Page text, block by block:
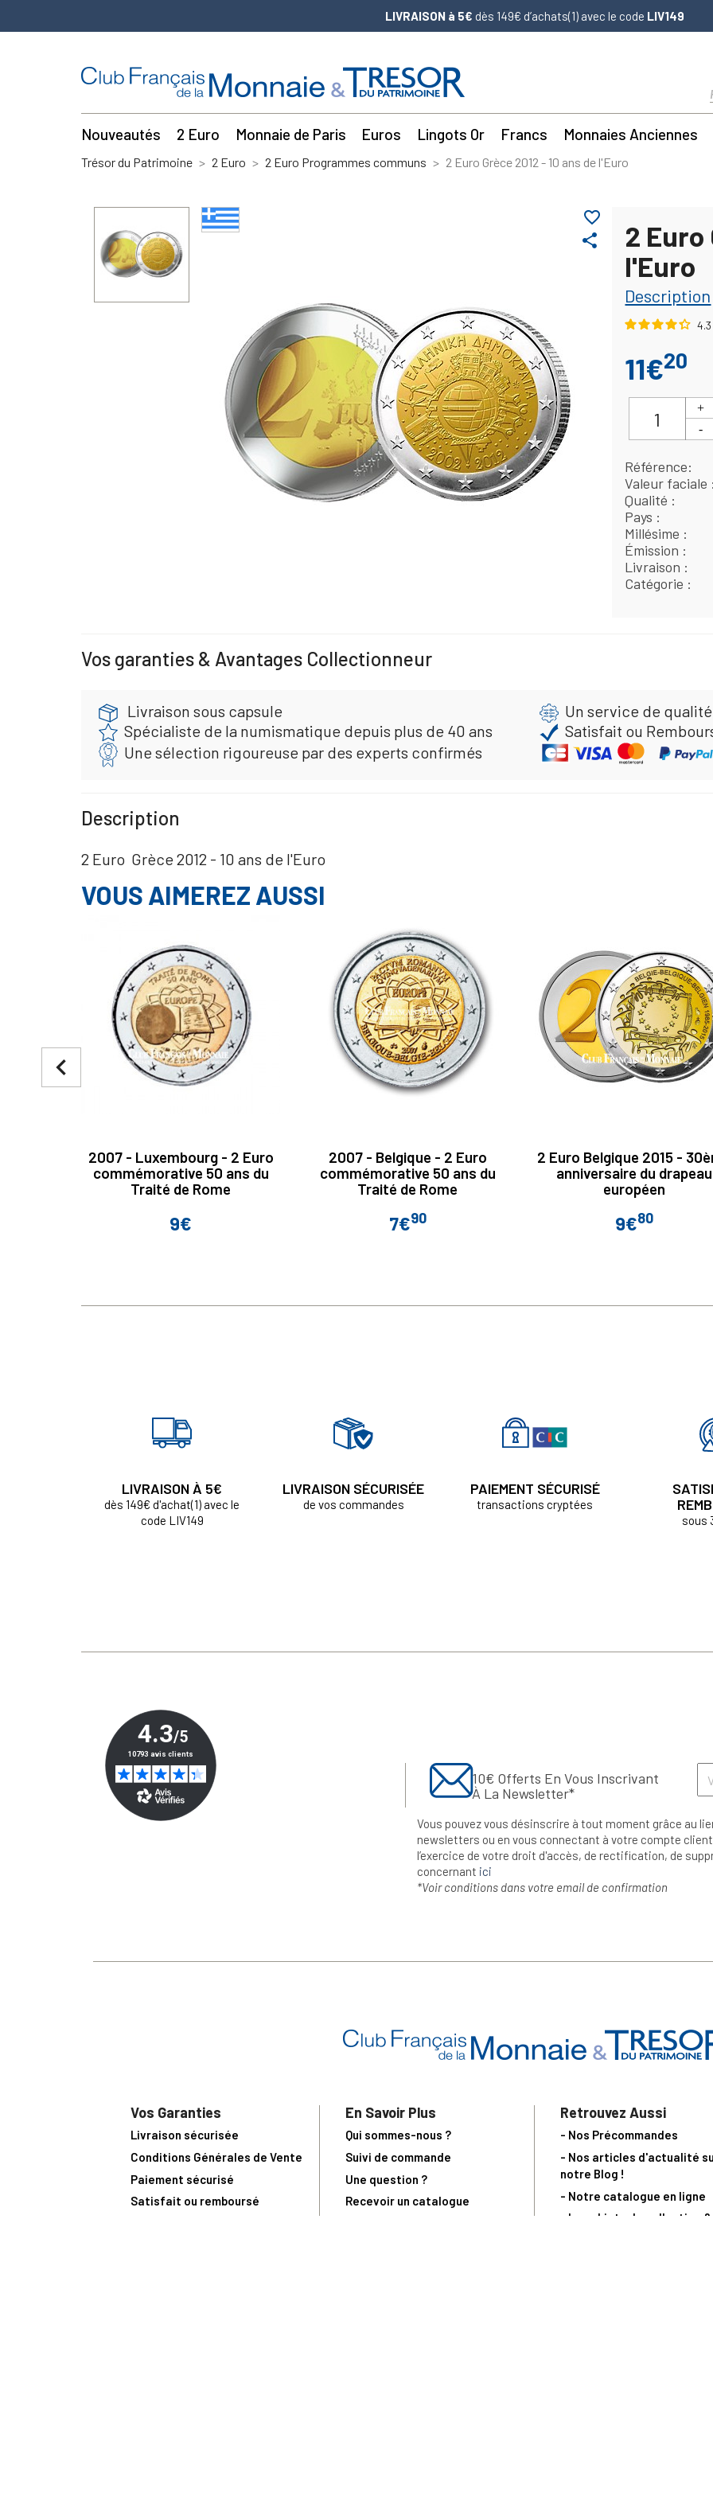
LIVRAISON à 5€ dès 149€ d’achats(1) avec le code LIV149
Nouveautés 2 Euro Monnaie de Paris Euros Lingots Or Francs Monnaies Anciennes
Trésor du Patrimoine 2 Euro 2 Euro Programmes communs 2 Euro Grèce 2012 - 10 ans de l'Euro
share
favorite_border
2 Euro
l'Euro
Description
4.3
11€20
Référence
Valeur faciale
Qualité
Pays
Millésime
Émission
Livraison
Catégorie
Vos garanties & Avantages Collectionneur
Livraison sous capsule
Un service de
Spécialiste de la numismatique depuis plus de 40 ans
Satisfait ou
Une sélection rigoureuse par des experts confirmés
Description
2 Euro Grèce 2012 - 10 ans de l'Euro
VOUS AIMEREZ AUSSI
2007 - Luxembourg - 2 Euro
commémorative 50 ans du
Traité de Rome
Prix
9€
2007 - Belgique - 2 Euro
commémorative 50 ans du
Traité de Rome
Prix
7€90
2 Euro Belgique 2015 -
anniversaire du drapeau
européen
Prix
9€80
navigate_before
LIVRAISON À 5€
dès 149€ d'achat(1) avec le
code LIV149
LIVRAISON SÉCURISÉE
de vos commandes
PAIEMENT SÉCURISÉ
transactions cryptées
sous
10€ Offerts En Vous Inscrivant
À La Newsletter*
Vous pouvez vous désinscrire à tout moment grâce au
newsletters ou en vous connectant à votre compte
l’exercice de votre droit d'accès, de rectification, de
concernant ici
*Voir conditions dans votre email de confirmation
Vos Garanties
Livraison sécurisée
Conditions Générales de Vente
Paiement sécurisé
Satisfait ou remboursé
En Savoir Plus
Qui sommes-nous ?
Suivi de commande
Une question ?
Recevoir un catalogue
Retrouvez Aussi
- Nos Précommandes
- Nos articles d'actualité
notre Blog !
- Notre catalogue en ligne
- Les objets de collection &